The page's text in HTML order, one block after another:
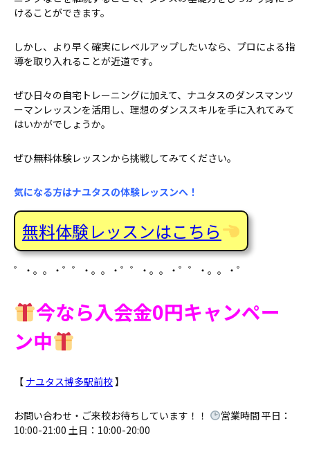
けることができます。
しかし、より早く確実にレベルアップしたいなら、プロによる指
導を取り入れることが近道です。
ぜひ日々の自宅トレーニングに加えて、ナユタスのダンスマンツ
ーマンレッスンを活用し、理想のダンススキルを手に入れてみて
はいかがでしょうか。
ぜひ無料体験レッスンから挑戦してみてください。
気になる方はナユタスの体験レッスンへ！
無料体験レッスンはこちら
゜・。。・゜゜・。。・゜゜・。。・゜゜・。。・゜
今なら入会金0円キャンペー
ン中
【 ナユタス博多駅前校】
お問い合わせ・ご来校お待ちしています！！
営業時間 平日：
10:00-21:00 土日：10:00-20:00